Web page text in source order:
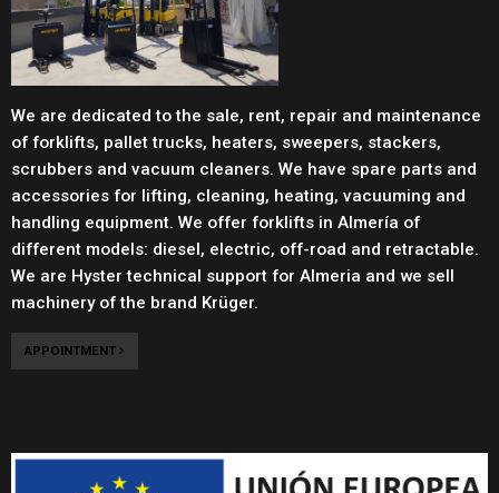
We are dedicated to the sale, rent, repair and maintenance
of forklifts, pallet trucks, heaters, sweepers, stackers,
scrubbers and vacuum cleaners. We have spare parts and
accessories for lifting, cleaning, heating, vacuuming and
handling equipment. We offer forklifts in Almería of
different models: diesel, electric, off-road and retractable.
We are Hyster technical support for Almeria and we sell
machinery of the brand Krüger.
APPOINTMENT